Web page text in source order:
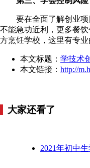
要在全面了解创业项
不能急功近利，更多餐
方烹饪学校，这里有专业
本文标题： 学技术
本文链接： http://
大家还看了
2021年初中